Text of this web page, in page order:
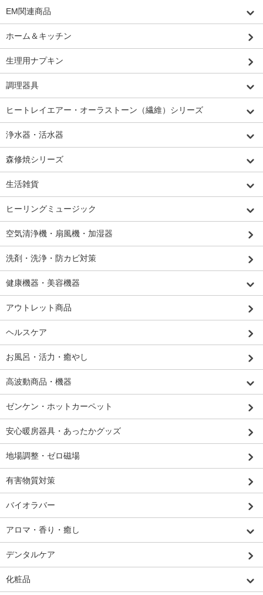
EM関連商品
ホーム＆キッチン
生理用ナプキン
調理器具
ヒートレイエアー・オーラストーン（繊維）シリーズ
浄水器・活水器
森修焼シリーズ
生活雑貨
ヒーリングミュージック
空気清浄機・扇風機・加湿器
洗剤・洗浄・防カビ対策
健康機器・美容機器
アウトレット商品
ヘルスケア
お風呂・活力・癒やし
高波動商品・機器
ゼンケン・ホットカーペット
安心暖房器具・あったかグッズ
地場調整・ゼロ磁場
有害物質対策
バイオラバー
アロマ・香り・癒し
デンタルケア
化粧品